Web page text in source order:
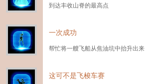
到达丰收山脊的最高点
一次成功
帮忙将一艘飞船从焦油坑中抬升出来
这可不是飞梭车赛